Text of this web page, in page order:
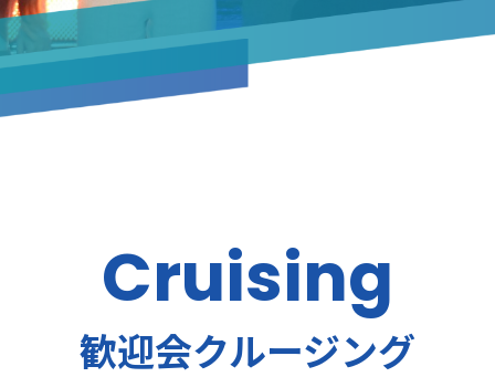
Cruising
歓迎会クルージング